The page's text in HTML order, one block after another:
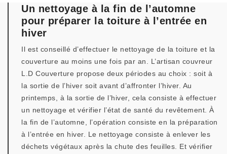
Un nettoyage à la fin de l’automne
pour préparer la toiture à l’entrée en
hiver
Il est conseillé d’effectuer le nettoyage de la toiture et la
couverture au moins une fois par an. L’artisan couvreur
L.D Couverture propose deux périodes au choix : soit à
la sortie de l’hiver soit avant d’affronter l’hiver. Au
printemps, à la sortie de l’hiver, cela consiste à effectuer
un nettoyage et vérifier l’état de santé du revêtement. À
la fin de l’automne, l’opération consiste en la préparation
à l’entrée en hiver. Le nettoyage consiste à enlever les
déchets végétaux après la chute des feuilles. Et vérifier